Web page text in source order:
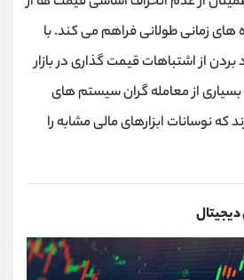
های زمانی طولانی فراهم می کند. با
از اشتباهات قیمت گذاری در بازار
از معامله گران سیستم های
که نوسانات ابزارهای مالی مشابه را
دیجیتال